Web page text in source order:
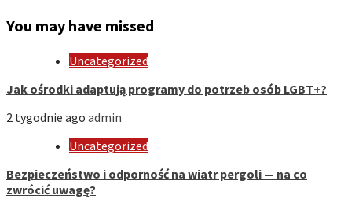
You may have missed
Uncategorized
Jak ośrodki adaptują programy do potrzeb osób LGBT+?
2 tygodnie ago admin
Uncategorized
Bezpieczeństwo i odporność na wiatr pergoli — na co
zwrócić uwagę?